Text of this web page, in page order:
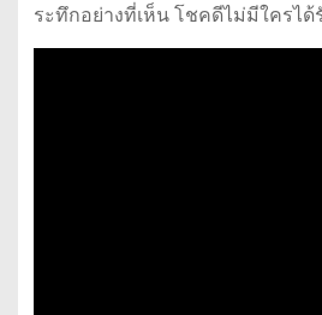
ระทึกอย่างที่เห็น โชคดีไม่มีใครได้